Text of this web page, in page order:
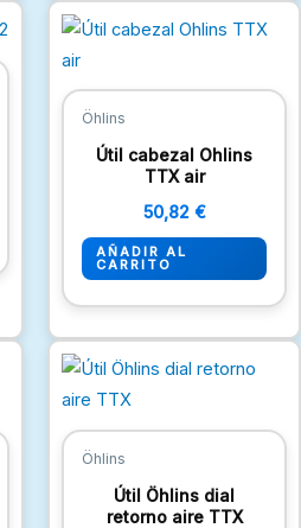
Öhlins
Útil cabezal Ohlins
TTX air
50,82 €
AÑADIR AL
CARRITO
Öhlins
Útil Öhlins dial
retorno aire TTX